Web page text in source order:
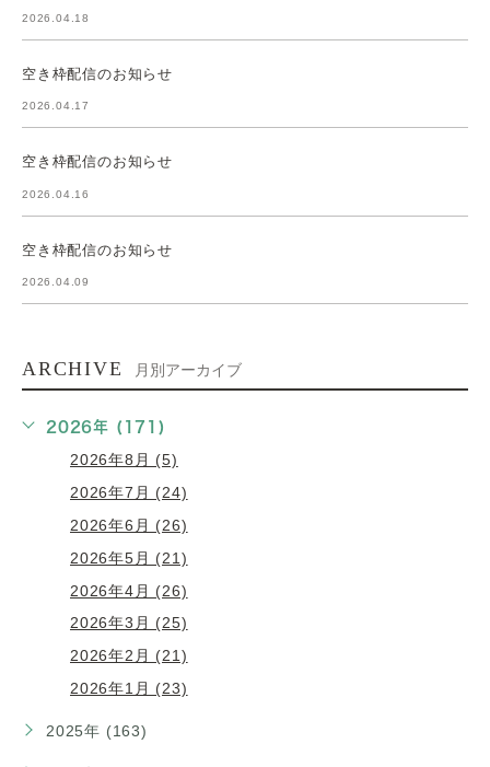
2026.04.18
空き枠配信のお知らせ
2026.04.17
空き枠配信のお知らせ
2026.04.16
空き枠配信のお知らせ
2026.04.09
ARCHIVE 月別アーカイブ
2026年 (171)
2026年8月 (5)
2026年7月 (24)
2026年6月 (26)
2026年5月 (21)
2026年4月 (26)
2026年3月 (25)
2026年2月 (21)
2026年1月 (23)
2025年 (163)